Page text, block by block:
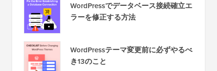
WordPressでデータベース接続確立エ
ラーを修正する方法
WordPressテーマ変更前に必ずやるべ
き13のこと